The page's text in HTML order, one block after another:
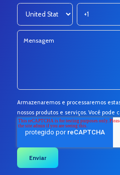
Armazenaremos e processaremos
nossos produtos e serviços. Você